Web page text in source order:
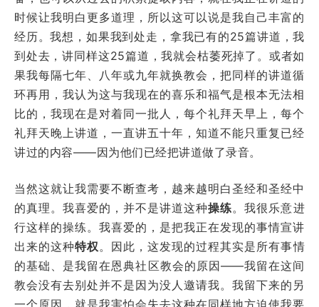
时候让我明白更多道理，所以这可以说是我自己丰富的
经历。我想，如果我到处走，拿我已有的25篇讲道，我
到处去，讲同样这25篇道，我就会枯萎死掉了。或者如
果我每隔七年、八年或九年就换教会，把同样的讲道循
环再用，我认为这与我现在的喜乐和福气是根本无法相
比的，我现在是对着同一批人，每个礼拜天早上，每个
礼拜天晚上讲道，一直讲五十年，知道不能只重复已经
讲过的内容——因为他们已经把讲道做了录音。
当然这就让我需要不断查考，越来越明白圣经和圣经中
的真理。我喜爱的，并不是讲道这种操练。我很乐意进
行这样的操练。我喜爱的，是把我正在发现的事情宣讲
出来的这种特权 。因此，这发现的过程其实是所有事情
的基础、是我留在恩典社区教会的原因——我留在这间
教会没有去别处并不是因为没人邀请我。我留下来的另
一个原因，就是我害怕会失去这种在同样地方迫使我要